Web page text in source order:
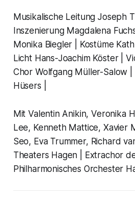
Musikalische Leitung Joseph
Inszenierung Magdalena
Monika Biegler | Kostüme
Licht Hans-Joachim Köster |
Chor Wolfgang Müller-Salow |
Hüsers |
Mit Valentin Anikin, Veronika
Lee, Kenneth Mattice, Xavier
Seo, Eva Trummer, Richard
Theaters Hagen | Extrachor
Philharmonisches Orchester